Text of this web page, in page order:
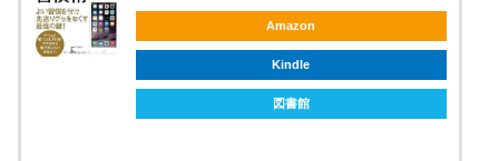
Amazon
Kindle
図書館